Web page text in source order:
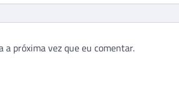
a próxima vez que eu comentar.